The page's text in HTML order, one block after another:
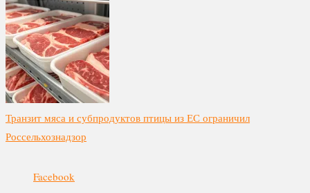
Транзит мяса и субпродуктов птицы из ЕС ограничил
Россельхознадзор
Facebook